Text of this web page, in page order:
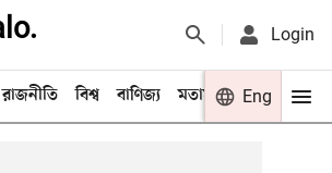
Login
রাজনীতি বিশ্ব বাণিজ্য মতামত খেলা
Eng